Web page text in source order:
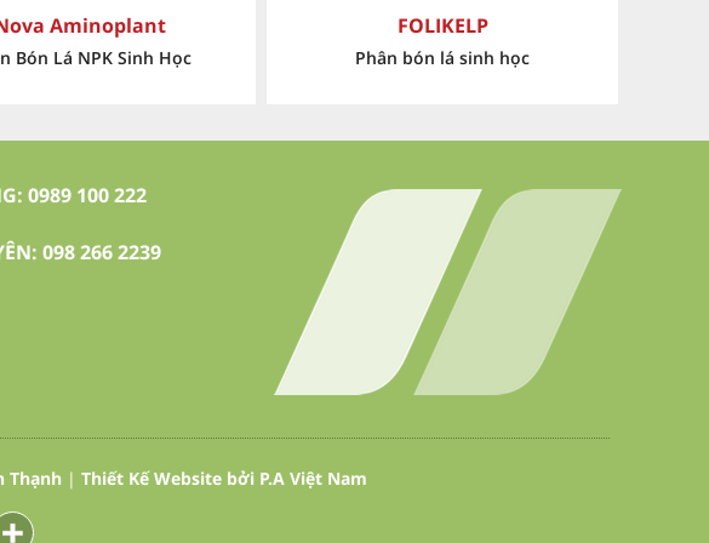
FOLIKELP
bón lá sinh học
Fertigold
Phân bón lá sinh học Amino Acid
0989 100 222
098 266 2239
Thạnh | Thiết Kế Website bởi P.A Việt Nam